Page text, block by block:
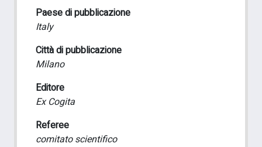
Paese di pubblicazione
Italy
Città di pubblicazione
Milano
Editore
Ex Cogita
Referee
comitato scientifico